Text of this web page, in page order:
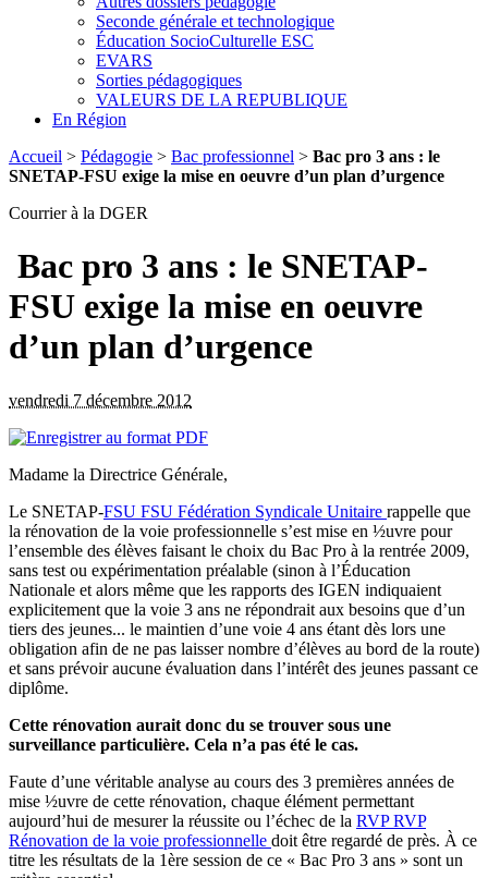
Seconde générale et technologique
Éducation SocioCulturelle ESC
EVARS
Sorties pédagogiques
VALEURS DE LA REPUBLIQUE
En Région
Accueil > Pédagogie > Bac professionnel > Bac pro 3 ans : le
SNETAP-FSU exige la mise en oeuvre d’un plan d’urgence
Courrier à la DGER
Bac pro 3 ans : le SNETAP-
FSU exige la mise en oeuvre
d’un plan d’urgence
vendredi 7 décembre 2012
Madame la Directrice Générale,
Le SNETAP-FSU FSU Fédération Syndicale Unitaire rappelle que
la rénovation de la voie professionnelle s’est mise en ½uvre pour
l’ensemble des élèves faisant le choix du Bac Pro à la rentrée 2009,
sans test ou expérimentation préalable (sinon à l’Éducation
Nationale et alors même que les rapports des IGEN indiquaient
explicitement que la voie 3 ans ne répondrait aux besoins que d’un
tiers des jeunes... le maintien d’une voie 4 ans étant dès lors une
obligation afin de ne pas laisser nombre d’élèves au bord de la route)
et sans prévoir aucune évaluation dans l’intérêt des jeunes passant ce
diplôme.
Cette rénovation aurait donc du se trouver sous une
surveillance particulière. Cela n’a pas été le cas.
Faute d’une véritable analyse au cours des 3 premières années de
mise ½uvre de cette rénovation, chaque élément permettant
aujourd’hui de mesurer la réussite ou l’échec de la RVP RVP
Rénovation de la voie professionnelle doit être regardé de près. À ce
titre les résultats de la 1ère session de ce « Bac Pro 3 ans » sont un